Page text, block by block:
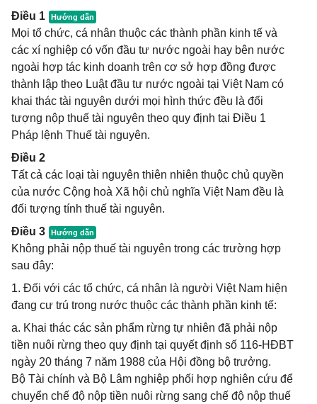
Điều 1
Mọi tổ chức, cá nhân thuộc các thành phần kinh tế và
các xí nghiệp có vốn đầu tư nước ngoài hay bên nước
ngoài hợp tác kinh doanh trên cơ sở hợp đồng được
thành lập theo Luật đầu tư nước ngoài tại Việt Nam có
khai thác tài nguyên dưới mọi hình thức đều là đối
tượng nộp thuế tài nguyên theo quy định tại Điều 1
Pháp lệnh Thuế tài nguyên.
Điều 2
Tất cả các loại tài nguyên thiên nhiên thuộc chủ quyền
của nước Cộng hoà Xã hội chủ nghĩa Việt Nam đều là
đối tượng tính thuế tài nguyên.
Điều 3
Không phải nộp thuế tài nguyên trong các trường hợp
sau đây:
1. Đối với các tổ chức, cá nhân là người Việt Nam hiện
đang cư trú trong nước thuộc các thành phần kinh tế:
a. Khai thác các sản phẩm rừng tự nhiên đã phải nộp
tiền nuôi rừng theo quy định tại quyết định số 116-HĐBT
ngày 20 tháng 7 năm 1988 của Hội đồng bộ trưởng.
Bộ Tài chính và Bộ Lâm nghiệp phối hợp nghiên cứu để
chuyển chế độ nộp tiền nuôi rừng sang chế độ nộp thuế